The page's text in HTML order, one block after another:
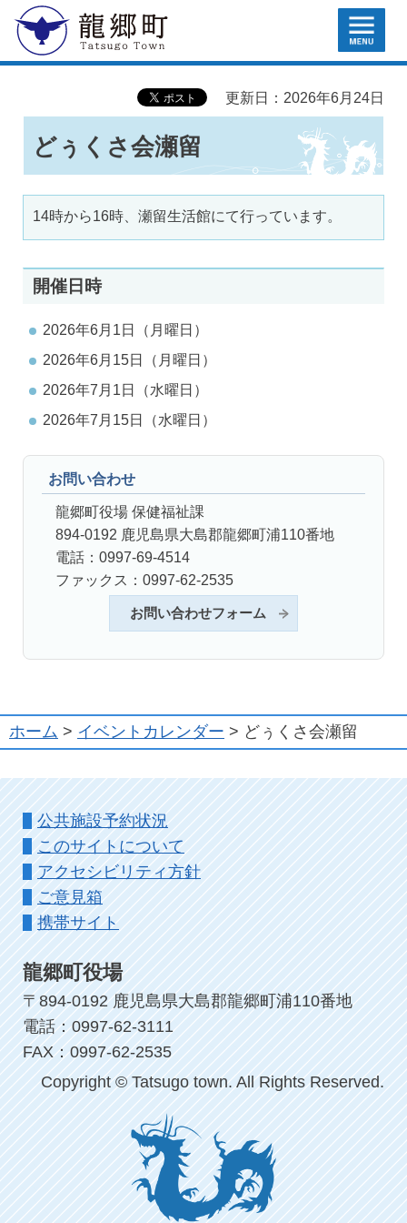
龍郷町 MENU
更新日：2026年6月24日
どぅくさ会瀬留
14時から16時、瀬留生活館にて行っています。
開催日時
2026年6月1日（月曜日）
2026年6月15日（月曜日）
2026年7月1日（水曜日）
2026年7月15日（水曜日）
お問い合わせ
龍郷町役場 保健福祉課
894-0192 鹿児島県大島郡龍郷町浦110番地
電話：0997-69-4514
ファックス：0997-62-2535
お問い合わせフォーム
ホーム > イベントカレンダー > どぅくさ会瀬留
公共施設予約状況
このサイトについて
アクセシビリティ方針
ご意見箱
携帯サイト
龍郷町役場
〒894-0192 鹿児島県大島郡龍郷町浦110番地
電話：0997-62-3111
FAX：0997-62-2535
Copyright © Tatsugo town. All Rights Reserved.